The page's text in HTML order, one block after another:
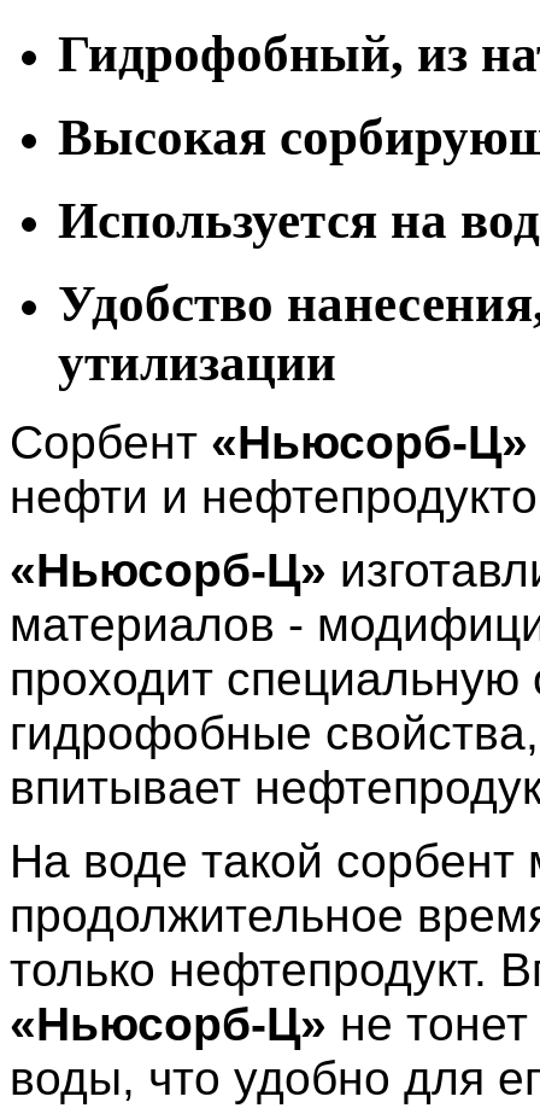
Гидрофобный, из
Высокая
Используется на
Удобство
утилизации
Сорбент «Ньюсорб-Ц»
нефти и
«Ньюсорб-Ц»
материалов -
проходит
гидрофобные
впитывает
На воде такой сорбент
продолжительное
только нефтепродукт.
«Ньюсорб-Ц» не
воды, что удобно для